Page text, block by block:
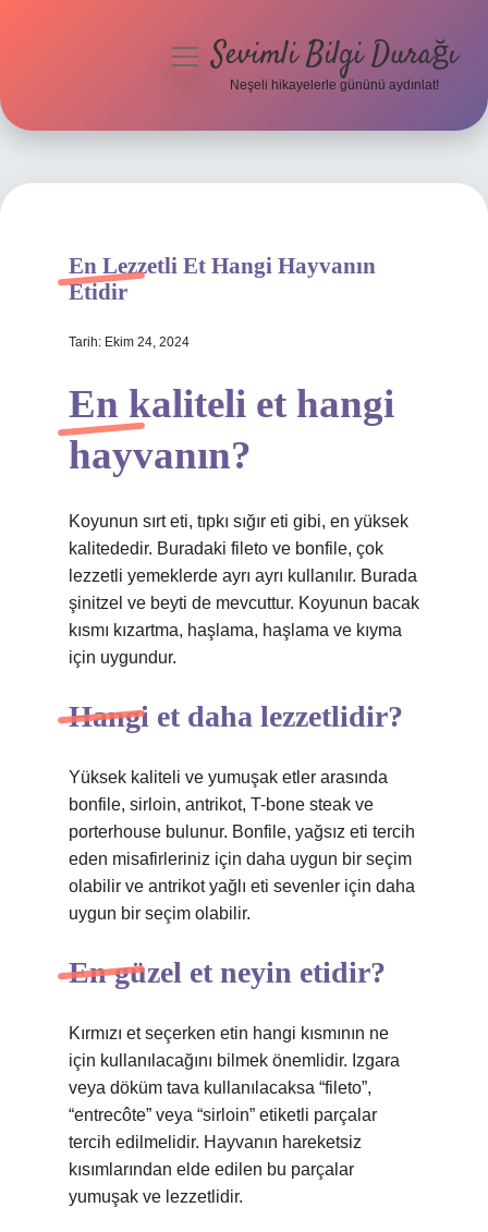
Hakkımızda
menüyüSevimli Bilgi Durağı
Neşeli hikayelerle gününü aydınlat!
En Lezzetli Et Hangi Hayvanın
Etidir
Tarih: Ekim 24, 2024
En kaliteli et hangi
hayvanın?
Koyunun sırt eti, tıpkı sığır eti gibi, en yüksek
kalitededir. Buradaki fileto ve bonfile, çok
lezzetli yemeklerde ayrı ayrı kullanılır. Burada
şinitzel ve beyti de mevcuttur. Koyunun bacak
kısmı kızartma, haşlama, haşlama ve kıyma
için uygundur.
Hangi et daha lezzetlidir?
Yüksek kaliteli ve yumuşak etler arasında
bonfile, sirloin, antrikot, T-bone steak ve
porterhouse bulunur. Bonfile, yağsız eti tercih
eden misafirleriniz için daha uygun bir seçim
olabilir ve antrikot yağlı eti sevenler için daha
uygun bir seçim olabilir.
En güzel et neyin etidir?
Kırmızı et seçerken etin hangi kısmının ne
için kullanılacağını bilmek önemlidir. Izgara
veya döküm tava kullanılacaksa “fileto”,
“entrecôte” veya “sirloin” etiketli parçalar
tercih edilmelidir. Hayvanın hareketsiz
kısımlarından elde edilen bu parçalar
yumuşak ve lezzetlidir.